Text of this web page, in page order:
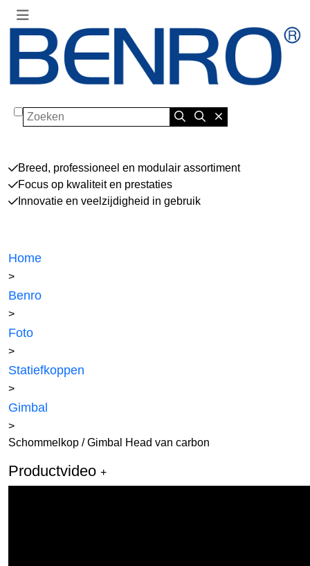
Zoeken
Breed, professioneel en modulair assortiment
Focus op kwaliteit en prestaties
Innovatie en veelzijdigheid in gebruik
Home
>
Benro
>
Foto
>
Statiefkoppen
>
Gimbal
>
Schommelkop / Gimbal Head van carbon
Productvideo +